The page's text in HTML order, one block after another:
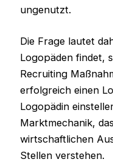
ungenutzt.
Die Frage lautet
Logopäden findet,
Recruiting
erfolgreich einen
Logopädin
Marktmechanik,
wirtschaftlichen
Stellen verstehen.